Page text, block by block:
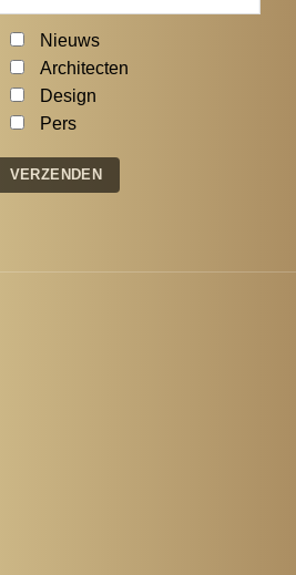
Nieuws
Architecten
Design
Pers